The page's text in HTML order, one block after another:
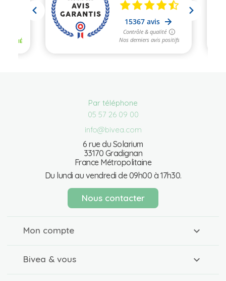
Par téléphone
05 57 26 09 00
info@bivea.com
6 rue du Solarium
33170 Gradignan
France Métropolitaine
Du lundi au vendredi de 09h00 à 17h30.
Nous contacter
Mon compte
Bivea & vous